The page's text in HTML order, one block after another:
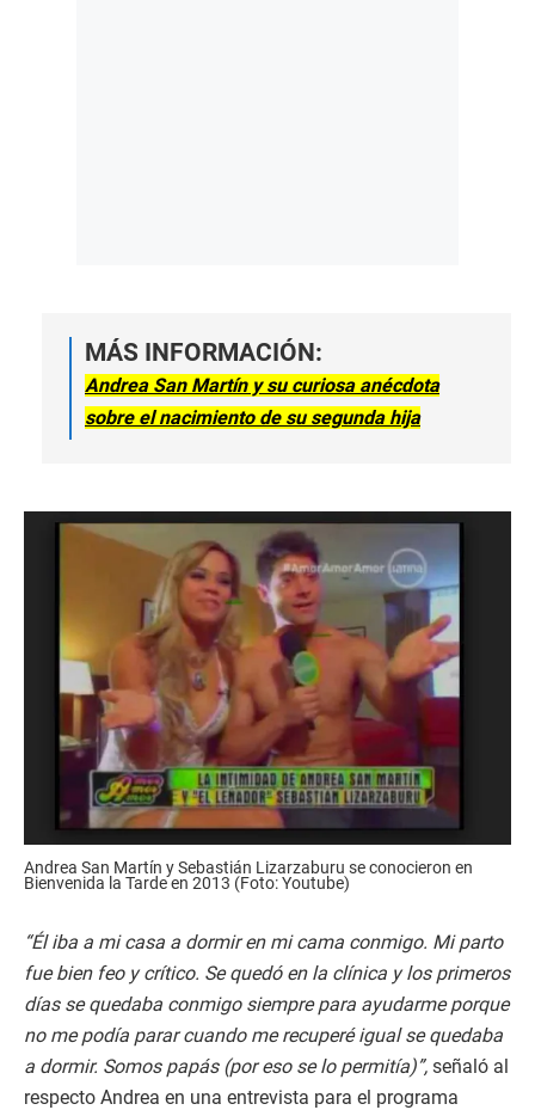
MÁS INFORMACIÓN:
Andrea San Martín y su curiosa anécdota
sobre el nacimiento de su segunda hija
Andrea San Martín y Sebastián Lizarzaburu se conocieron en
Bienvenida la Tarde en 2013 (Foto: Youtube)
“Él iba a mi casa a dormir en mi cama conmigo. Mi parto
fue bien feo y crítico. Se quedó en la clínica y los primeros
días se quedaba conmigo siempre para ayudarme porque
no me podía parar cuando me recuperé igual se quedaba
a dormir. Somos papás (por eso se lo permitía)”, señaló al
respecto Andrea en una entrevista para el programa